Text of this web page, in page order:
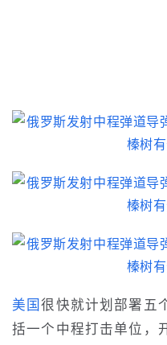
美国很快就计划部署五
括一个 中程打击单位，